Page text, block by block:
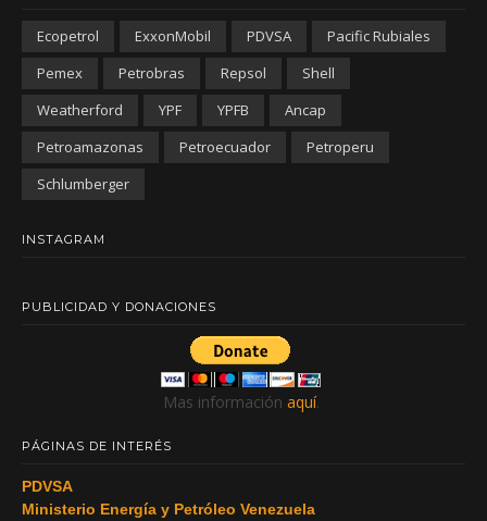
Ecopetrol ExxonMobil PDVSA
Pacific Rubiales
Pemex
Petrobras Repsol
Shell
Weatherford
YPF YPFB
Ancap
Petroamazonas
Petroecuador
Petroperu
Schlumberger
INSTAGRAM
PUBLICIDAD Y DONACIONES
Mas información aquí.
PÁGINAS DE INTERÉS
PDVSA
Ministerio Energía y Petróleo Venezuela